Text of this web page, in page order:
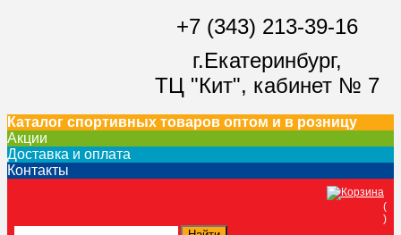
+7 (343) 213-39-16
г.Екатеринбург,
ТЦ "Кит", кабинет № 7
Каталог спортивных товаров оптом и в розницу
Акции
Доставка и оплата
Контакты
(
)